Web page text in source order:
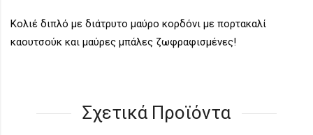
Κολιέ διπλό με διάτρυτο μαύρο κορδόνι με πορτακαλί
καουτσούκ και μαύρες μπάλες ζωφραφισμένες!
Σχετικά Προϊόντα